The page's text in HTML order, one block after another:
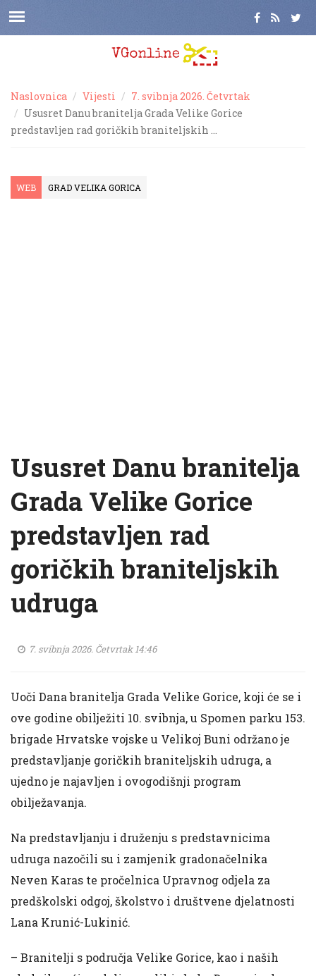
Naslovnica Vijesti
7. svibnja 2026. Četvrtak
Ususret Danu branitelja Grada Velike Gorice
predstavljen rad goričkih braniteljskih …
WEB GRAD VELIKA GORICA
Ususret Danu branitelja
Grada Velike Gorice
predstavljen rad
goričkih braniteljskih
udruga
7. svibnja 2026. Četvrtak 14:46
Uoči Dana branitelja Grada Velike Gorice, koji će se i
ove godine obilježiti 10. svibnja, u Spomen parku 153.
brigade Hrvatske vojske u Velikoj Buni održano je
predstavljanje goričkih braniteljskih udruga, a
ujedno je najavljen i ovogodišnji program
obilježavanja.
Na predstavljanju i druženju s predstavnicima
udruga nazočili su i zamjenik gradonačelnika
Neven Karas te pročelnica Upravnog odjela za
predškolski odgoj, školstvo i društvene djelatnosti
Lana Krunić-Lukinić.
– Branitelji s područja Velike Gorice, kao i naših